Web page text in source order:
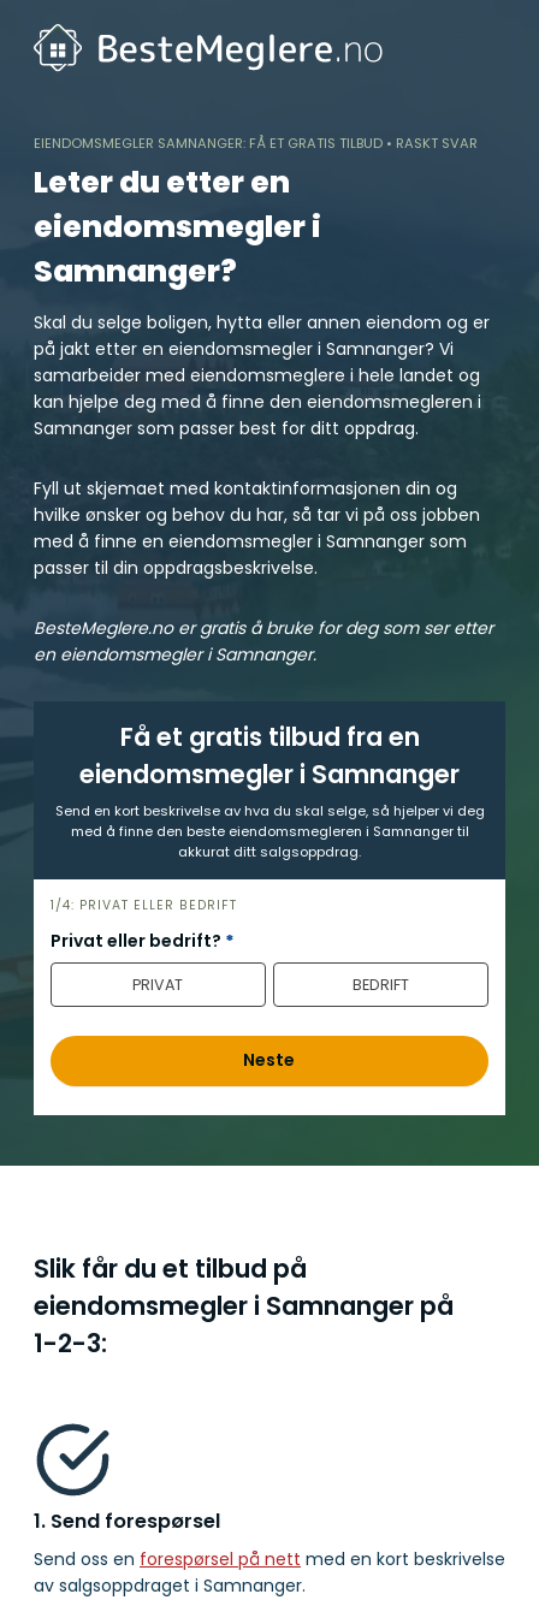
content
EIENDOMSMEGLER SAMNANGER: FÅ ET GRATIS TILBUD • RASKT SVAR
Leter du etter en
eiendomsmegler i
Samnanger?
Skal du selge boligen, hytta eller annen eiendom og er
på jakt etter en eiendomsmegler i Samnanger? Vi
samarbeider med eiendomsmeglere i hele landet og
kan hjelpe deg med å finne den eiendomsmegleren i
Samnanger som passer best for ditt oppdrag.
Fyll ut skjemaet med kontaktinformasjonen din og
hvilke ønsker og behov du har, så tar vi på oss jobben
med å finne en eiendomsmegler i Samnanger som
passer til din oppdragsbeskrivelse.
BesteMeglere.no er gratis å bruke for deg som ser etter
en eiendomsmegler i Samnanger.
Få et gratis tilbud fra en
eiendomsmegler i Samnanger
Send en kort beskrivelse av hva du skal selge, så hjelper vi deg
med å finne den beste eiendomsmegleren i Samnanger til
akkurat ditt salgsoppdrag.
h
e
r
1/4: PRIVAT ELLER BEDRIFT
Privat eller bedrift? *
PRIVAT BEDRIFT
Neste
Slik får du et tilbud på
eiendomsmegler i Samnanger på
1-2-3:
1. Send forespørsel
Send oss en forespørsel på nett med en kort beskrivelse
av salgsoppdraget i Samnanger.